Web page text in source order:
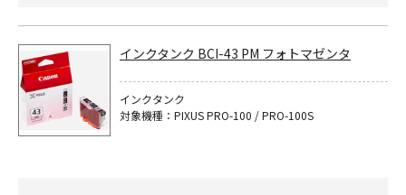
インクタンク BCI-43 PM フォトマゼンタ
インクタンク
対象機種：PIXUS PRO-100 / PRO-100S